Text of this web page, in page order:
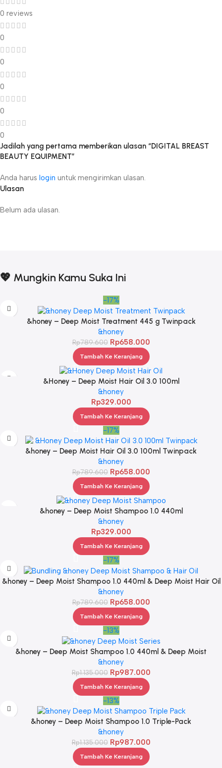
0 reviews
0
0
0
0
0
Ulasan
Belum ada ulasan.
Jadilah yang pertama memberikan ulasan “DIGITAL BREAST
BEAUTY EQUIPMENT”
Anda harus login untuk mengirimkan ulasan.
💖 Mungkin Kamu Suka Ini
-17%
&honey – Deep Moist Treatment 445 g Twinpack
&honey
Rp789.600 Rp658.000
Tambah Ke Keranjang
&Honey – Deep Moist Hair Oil 3.0 100ml
&honey
Rp329.000
Tambah Ke Keranjang
-17%
&honey – Deep Moist Hair Oil 3.0 100ml Twinpack
&honey
Rp789.600 Rp658.000
Tambah Ke Keranjang
&honey – Deep Moist Shampoo 1.0 440ml
&honey
Rp329.000
Tambah Ke Keranjang
-17%
&honey – Deep Moist Shampoo 1.0 440ml & Deep Moist Hair Oil
3.0 100ml
&honey
Rp789.600 Rp658.000
Tambah Ke Keranjang
-13%
&honey – Deep Moist Shampoo 1.0 440ml & Deep Moist
Treatment 2.0 445Gr & Deep Moist Hair Oil 3.0 100ml
&honey
Rp1.135.000 Rp987.000
Tambah Ke Keranjang
-13%
&honey – Deep Moist Shampoo 1.0 Triple-Pack
&honey
Rp1.135.000 Rp987.000
Tambah Ke Keranjang